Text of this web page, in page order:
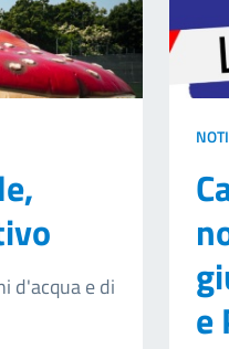
d'acqua e di
e